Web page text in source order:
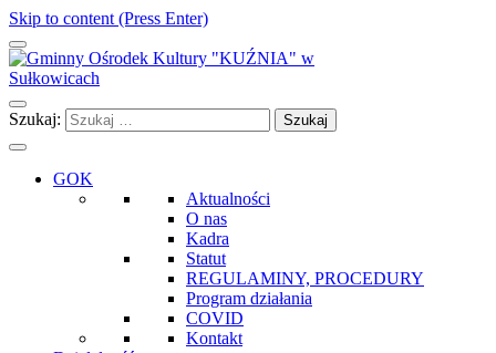
Skip to content (Press Enter)
Gminny Ośrodek Kultury "KUŹNIA" w Sułkowicach
Szukaj:
GOK
Aktualności
O nas
Kadra
Statut
REGULAMINY, PROCEDURY
Program działania
COVID
Kontakt